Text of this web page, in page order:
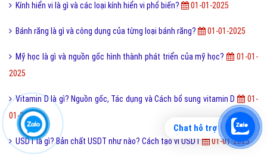
Kính hiển vi là gì và các loại kính hiển vi phổ biến? 01-01-2025
Bánh răng là gì và công dụng của từng loại bánh răng? 01-01-2025
Mỹ học là gì và nguồn gốc hình thành phát triển của mỹ học?
01-01-
2025
Vitamin D là gì? Nguồn gốc, Tác dụng và Cách bổ sung vitamin D
01-
01-2025
USDT là gì? Bản chất USDT như nào? Cách tạo ví USDT 01-01-2025
Chat hỗ trợ